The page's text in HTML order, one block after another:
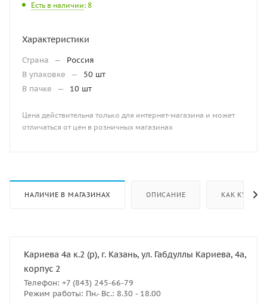
Есть в наличии: 8
Характеристики
Страна —
Россия
В упаковке
—
50 шт
В пачке
— 10 шт
Цена действительна только для интернет-магазина и может
отличаться от цен в розничных магазинах
НАЛИЧИЕ В МАГАЗИНАХ ОПИСАНИЕ КАК КУПИТЬ
Кариева 4а к.2 (р), г. Казань, ул. Габдуллы Кариева, 4а,
корпус 2
Телефон: +7 (843) 245-66-79
Режим работы: Пн.- Вс.: 8.30 - 18.00